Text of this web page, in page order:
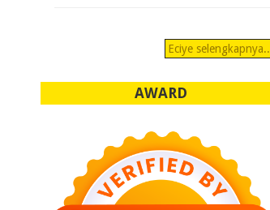
Eciye selengkapnya..
AWARD